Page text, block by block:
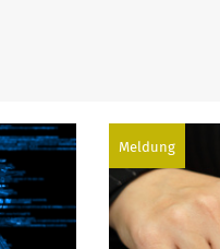
Meldung